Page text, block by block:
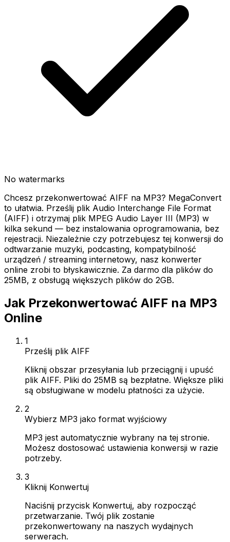
No watermarks
Chcesz przekonwertować AIFF na MP3? MegaConvert
to ułatwia. Prześlij plik Audio Interchange File Format
(AIFF) i otrzymaj plik MPEG Audio Layer III (MP3) w
kilka sekund — bez instalowania oprogramowania, bez
rejestracji. Niezależnie czy potrzebujesz tej konwersji do
odtwarzanie muzyki, podcasting, kompatybilność
urządzeń / streaming internetowy, nasz konwerter
online zrobi to błyskawicznie. Za darmo dla plików do
25MB, z obsługą większych plików do 2GB.
Jak Przekonwertować AIFF na MP3
Online
1
Prześlij plik AIFF
Kliknij obszar przesyłania lub przeciągnij i upuść
plik AIFF. Pliki do 25MB są bezpłatne. Większe pliki
są obsługiwane w modelu płatności za użycie.
2
Wybierz MP3 jako format wyjściowy
MP3 jest automatycznie wybrany na tej stronie.
Możesz dostosować ustawienia konwersji w razie
potrzeby.
3
Kliknij Konwertuj
Naciśnij przycisk Konwertuj, aby rozpocząć
przetwarzanie. Twój plik zostanie
przekonwertowany na naszych wydajnych
serwerach.